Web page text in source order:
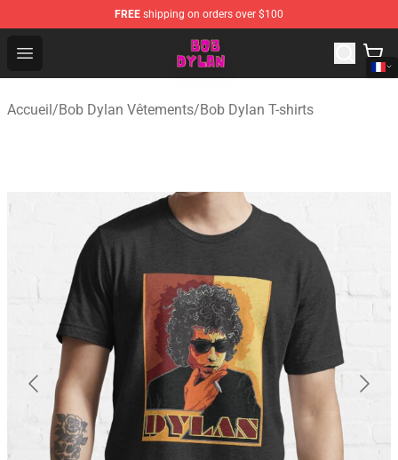
FREE shipping on orders over $100
Open menu
Bob Dylan Store - Official Bob Dylan Merchandise Shop
Accueil/Bob Dylan Vêtements/Bob Dylan T-shirts